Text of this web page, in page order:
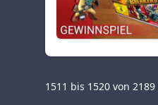
1511 bis 1520 von 2189